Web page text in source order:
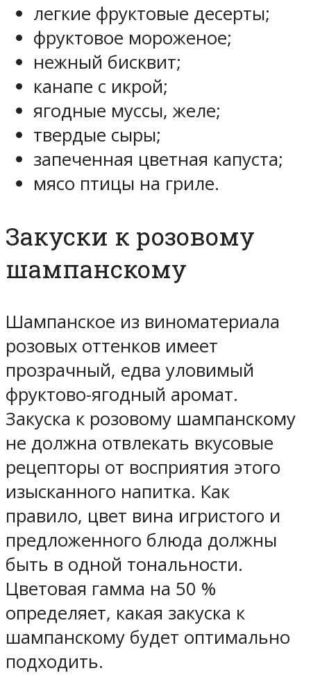
легкие фруктовые десерты;
фруктовое мороженое;
нежный бисквит;
канапе с икрой;
ягодные муссы, желе;
твердые сыры;
запеченная цветная капуста;
мясо птицы на гриле.
Закуски к розовому
шампанскому
Шампанское из виноматериала
розовых оттенков имеет
прозрачный, едва уловимый
фруктово-ягодный аромат.
Закуска к розовому шампанскому
не должна отвлекать вкусовые
рецепторы от восприятия этого
изысканного напитка. Как
правило, цвет вина игристого и
предложенного блюда должны
быть в одной тональности.
Цветовая гамма на 50 %
определяет, какая закуска к
шампанскому будет оптимально
подходить.